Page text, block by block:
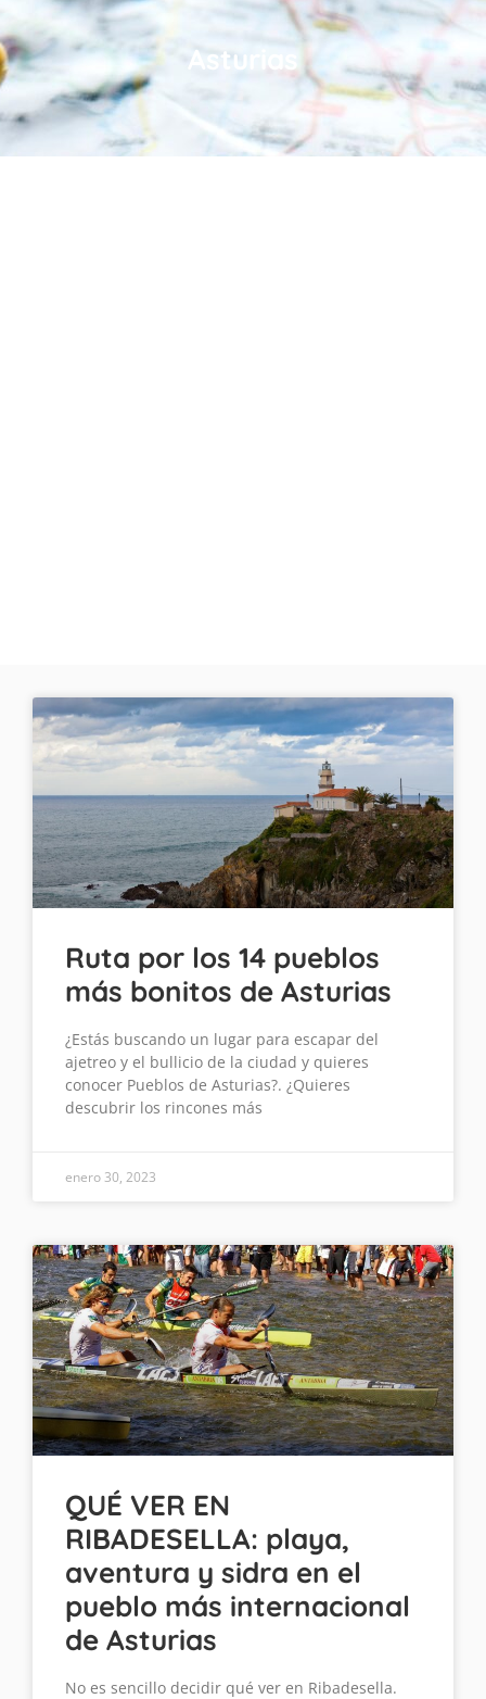
Asturias
Ruta por los 14 pueblos
más bonitos de Asturias
¿Estás buscando un lugar para escapar del
ajetreo y el bullicio de la ciudad y quieres
conocer Pueblos de Asturias?. ¿Quieres
descubrir los rincones más
enero 30, 2023
QUÉ VER EN
RIBADESELLA: playa,
aventura y sidra en el
pueblo más internacional
de Asturias
No es sencillo decidir qué ver en Ribadesella.